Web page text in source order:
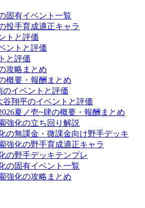
固有イベント一覧
投手育成適正キャラ
トと評価
ントと評価
と評価
攻略まとめ
概要・報酬まとめ
のイベントと評価
谷翔平のイベントと評価
夏ノ壱~肆の概要・報酬まとめ
強化の立ち回り解説
の無課金・微課金向け野手デッキ
強化の野手育成適正キャラ
の野手デッキテンプレ
の固有イベント一覧
強化の攻略まとめ